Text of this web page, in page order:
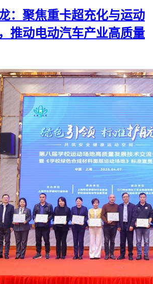
：聚焦重卡超充化与运动
推动电动汽车产业高质量